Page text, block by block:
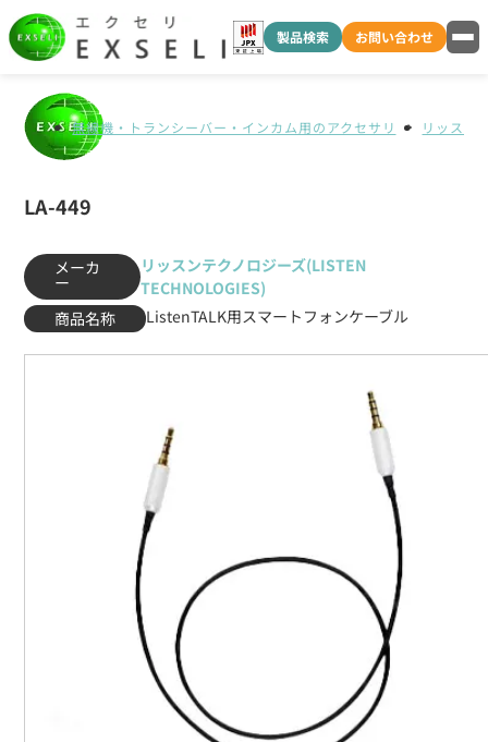
製品検索 お問い合わせ
無線機・トランシーバー・インカム用のアクセサリ リッスン
LA-449
メーカ
ー
リッスンテクノロジーズ(LISTEN
TECHNOLOGIES)
商品名称
ListenTALK用スマートフォンケーブル